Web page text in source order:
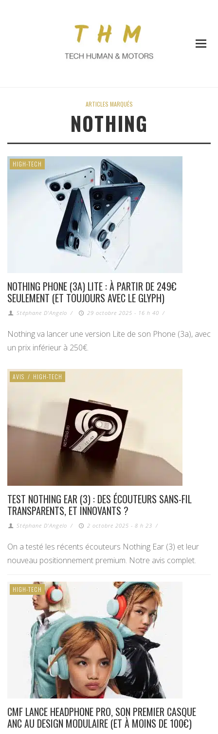
ARTICLES MARQUÉS
NOTHING
HIGH-TECH
NOTHING PHONE (3A) LITE : À PARTIR DE 249€
SEULEMENT (ET TOUJOURS AVEC LE GLYPH)
Stéphane D'Angelo / 29 octobre 2025 - 16 h 40 /
Nothing va lancer une version Lite de son Phone (3a), avec
un prix inférieur à 250€.
AVIS / HIGH-TECH
TEST NOTHING EAR (3) : DES ÉCOUTEURS SANS-FIL
TRANSPARENTS, ET INNOVANTS ?
Stéphane D'Angelo / 2 octobre 2025 - 8 h 23 /
On a testé les récents écouteurs Nothing Ear (3) et leur
nouveau positionnement premium. Notre avis complet.
HIGH-TECH
CMF LANCE HEADPHONE PRO, SON PREMIER CASQUE
ANC AU DESIGN MODULAIRE (ET À MOINS DE 100€)